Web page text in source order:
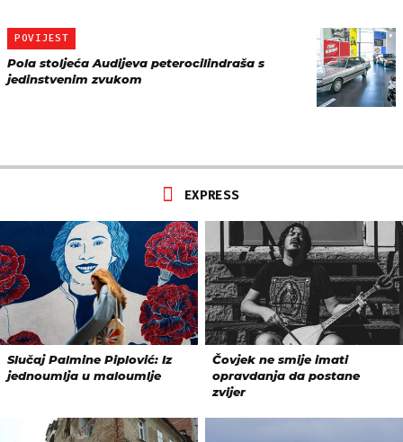
POVIJEST
Pola stoljeća Audijeva peterocilindraša s
jedinstvenim zvukom